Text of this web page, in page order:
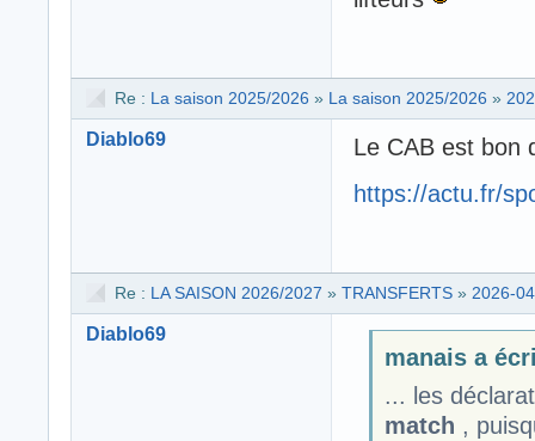
Re : La saison 2025/2026 » La saison 2025/2026 »
Diablo69
Le CAB est bon
https://actu.fr/
Re : LA SAISON 2026/2027 » TRANSFERTS » 2026-
Diablo69
manais a
... les
match ,